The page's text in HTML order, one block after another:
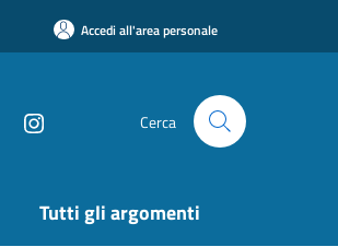
Accedi all'area personale
Cerca
Tutti gli argomenti